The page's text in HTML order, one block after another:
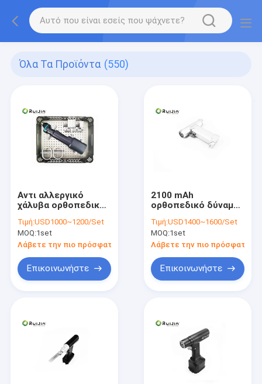
Όλα Τα Προϊόντα (550)
Αντι αλλεργικό
χάλυβα ορθοπεδικό
επεμβάσεων
σύστημα τρυπανιών
εργαλείων TPLO
ορθο
Τιμή:USD1000~1200/Set
MOQ:1set
Λάβετε την πιο πρόσφατη τιμή
Επικοινωνήστε
2100 mAh
ορθοπεδικό δύναμης
εξοπλισμού
νοσοκομείων
χειρουργικό
Τιμή:USD1400~1600/Set
MOQ:1set
Λάβετε την πιο πρόσφατη
Επικοινωνήστε